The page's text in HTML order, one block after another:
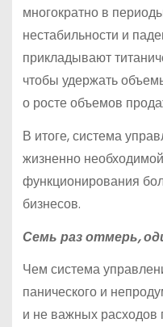
многократно в
нестабильности и
прикладывают
чтобы удержать
о росте объемов
В итоге, система
жизненно
функционирования
бизнесов.
Семь раз отмерь,
Чем система
панического и
и не важных расходов